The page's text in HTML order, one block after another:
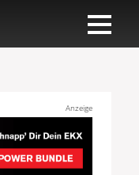
Anzeige